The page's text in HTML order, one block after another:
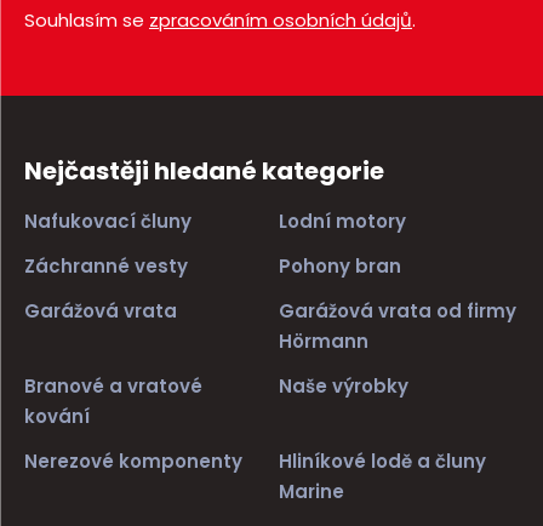
Souhlasím se zpracováním osobních údajů.
Nejčastěji hledané kategorie
Nafukovací čluny
Lodní motory
Záchranné vesty
Pohony bran
Garážová vrata
Garážová vrata od firmy
Hörmann
Branové a vratové
kování
Naše výrobky
Nerezové komponenty
Hliníkové lodě a čluny
Marine